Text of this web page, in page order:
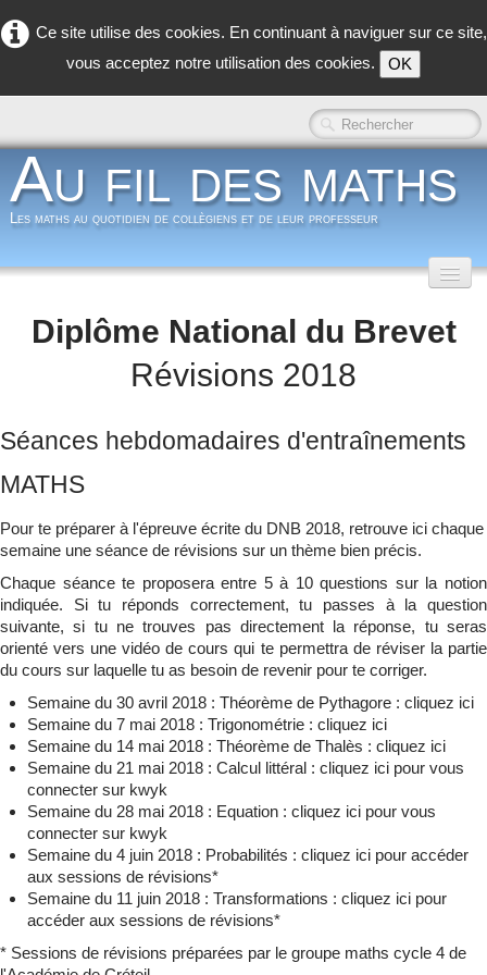
Ce site utilise des cookies. En continuant à naviguer sur ce site,
vous acceptez notre utilisation des cookies.
OK
Au fil des maths
Les maths au quotidien de collègiens et de leur professeur
Classe inversée
Diplôme National du Brevet
Révisions 2018
Séances hebdomadaires d'entraînements
MATHS
Pour te préparer à l'épreuve écrite du DNB 2018, retrouve ici chaque
semaine une séance de révisions sur un thème bien précis.
Chaque séance te proposera entre 5 à 10 questions sur la notion
indiquée. Si tu réponds correctement, tu passes à la question
suivante, si tu ne trouves pas directement la réponse, tu seras
orienté vers une vidéo de cours qui te permettra de réviser la partie
du cours sur laquelle tu as besoin de revenir pour te corriger.
Semaine du 30 avril 2018 : Théorème de Pythagore : cliquez ici
Semaine du 7 mai 2018 : Trigonométrie : cliquez ici
Semaine du 14 mai 2018 : Théorème de Thalès : cliquez ici
Semaine du 21 mai 2018 : Calcul littéral : cliquez ici pour vous
connecter sur kwyk
Semaine du 28 mai 2018 : Equation : cliquez ici pour vous
connecter sur kwyk
Semaine du 4 juin 2018 : Probabilités : cliquez ici pour accéder
aux sessions de révisions*
Semaine du 11 juin 2018 : Transformations : cliquez ici pour
accéder aux sessions de révisions*
* Sessions de révisions préparées par le groupe maths cycle 4 de